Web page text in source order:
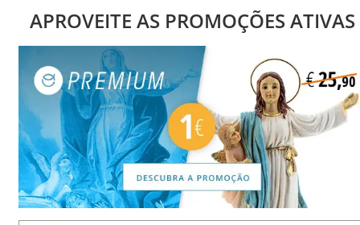
APROVEITE AS PROMOÇÕES ATIVAS